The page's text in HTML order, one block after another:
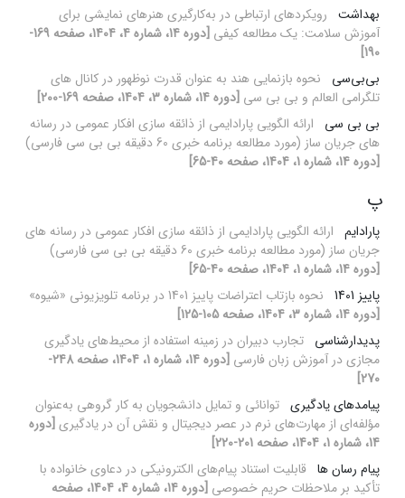
بهداشت رویکردهای ارتباطی در به‌کارگیری هنرهای نمایشی برای
آموزش سلامت: یک مطالعه کیفی
[دوره 14، شماره 4، 1404، صفحه 169-
190]
بی‌بی‌سی
نحوه بازنمایی هند به عنوان قدرت نوظهور در کانال های
تلگرامی العالم و بی بی سی [دوره 14، شماره 3، 1404، صفحه 169-200]
بی بی سی
ارائه الگویی پارادایمی از ذائقه سازی افکار عمومی در رسانه
های جریان ساز (مورد مطالعه برنامه خبری 60 دقیقه بی بی سی فارسی)
[دوره 14، شماره 1، 1404، صفحه 40-65]
پ
پارادایم ارائه الگویی پارادایمی از ذائقه سازی افکار عمومی در رسانه های
جریان ساز (مورد مطالعه برنامه خبری 60 دقیقه بی بی سی فارسی)
[دوره 14، شماره 1، 1404، صفحه 40-65]
پاییز 1401
نحوه بازتاب اعتراضات پاییز 1401 در برنامه تلویزیونی «شیوه»
[دوره 14، شماره 3، 1404، صفحه 105-125]
پدیدارشناسی تجارب دبیران در زمینه استفاده از محیط‌های یادگیری
مجازی در آموزش زبان فارسی
[دوره 14، شماره 1، 1404، صفحه 248-
270]
پیامدهای یادگیری توانائی و تمایل دانشجویان به کار گروهی به‌عنوان
مؤلفه‌ای از مهارت‌های نرم در عصر دیجیتال و نقش آن در یادگیری [دوره
14، شماره 1، 1404، صفحه 201-220]
پیام رسان ها قابلیت استناد پیام‌های الکترونیکی در دعاوی خانواده با
تأکید بر ملاحظات حریم خصوصی
[دوره 14، شماره 4، 1404، صفحه